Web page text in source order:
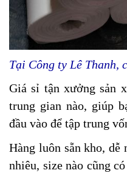
Tại Công ty Lê Thanh,
Giá sỉ tận xưởng sản
trung gian nào, giúp
đầu vào để tập trung
Hàng luôn sẵn kho, dễ
nhiêu, size nào cũng